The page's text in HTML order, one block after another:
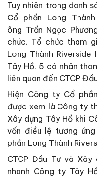
Tuy nhiên trong danh
Cổ phần Long
ông Trần Ngọc
chức. Tổ chức tham
Long Thành
Tây Hồ. 5 cá nhân
liên quan đến CTCP
Hiện Công ty Cổ phần
được xem là Công ty
Xây dựng Tây Hồ khi
vốn điều lệ tương
phần Long Thành
CTCP Đầu Tư và Xây
nhánh Công ty Tây